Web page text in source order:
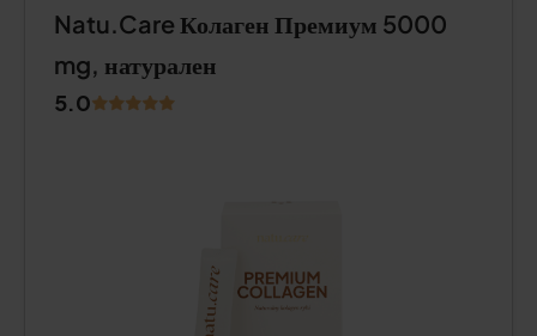
Natu.Care Колаген Премиум 5000
mg, натурален
5.0